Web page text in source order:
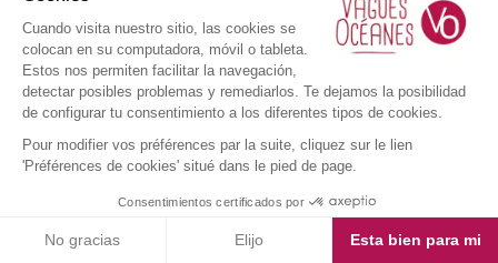
Cuando visita nuestro sitio, las cookies se
colocan en su computadora, móvil o tableta.
Estos nos permiten facilitar la navegación,
detectar posibles problemas y remediarlos. Te dejamos la posibilidad
de configurar tu consentimiento a los diferentes tipos de cookies.
Pour modifier vos préférences par la suite, cliquez sur le lien
'Préférences de cookies' situé dans le pied de page.
Consentimientos certificados por
No gracias Elijo Esta bien para mi